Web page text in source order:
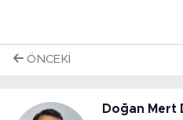
ÖNCEKI
Doğan Mert